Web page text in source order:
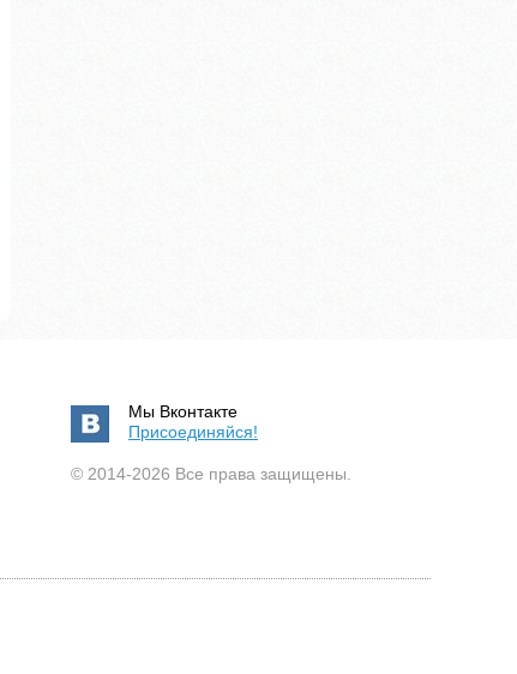
Мы Вконтакте
Присоединяйся!
© 2014-2026 Все права защищены.